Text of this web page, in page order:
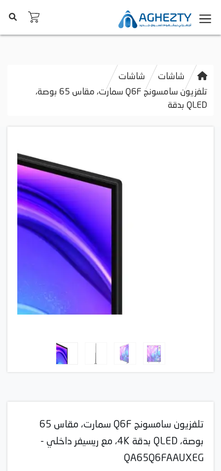
شاشات
شاشات
تلفزيون سامسونج Q6F سمارت، مقاس 65 بوصة،
QLED بدقة
تلفزيون سامسونج Q6F سمارت، مقاس 65
بوصة، QLED بدقة 4K، مع ريسيفر داخلي -
QA65Q6FAAUXEG